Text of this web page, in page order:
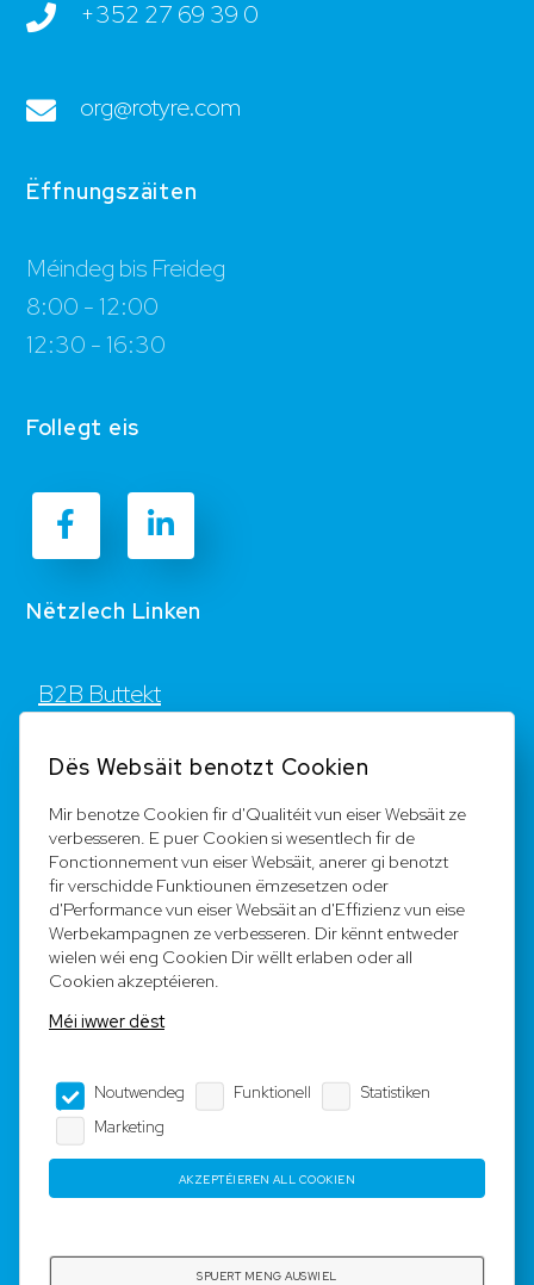
+352 27 69 39 0
org@rotyre.com
Ëffnungszäiten
Méindeg bis Freideg
8:00 - 12:00
12:30 - 16:30
Follegt eis
Nëtzlech Linken
B2B Buttekt
Registréieren
Equipe
Legal Notice
Impressum
Dateschutz
Dës Websäit benotzt Cookien
Mir benotze Cookien fir d'Qualitéit vun eiser Websäit ze
verbesseren. E puer Cookien si wesentlech fir de
Fonctionnement vun eiser Websäit, anerer gi benotzt
fir verschidde Funktiounen ëmzesetzen oder
d'Performance vun eiser Websäit an d'Effizienz vun eise
Werbekampagnen ze verbesseren. Dir kënnt entweder
wielen wéi eng Cookien Dir wëllt erlaben oder all
Cookien akzeptéieren.
Méi iwwer dëst
Noutwendeg Funktionell
Statistiken
Marketing
AKZEPTÉIEREN ALL COOKIEN
SPUERT MENG AUSWIEL